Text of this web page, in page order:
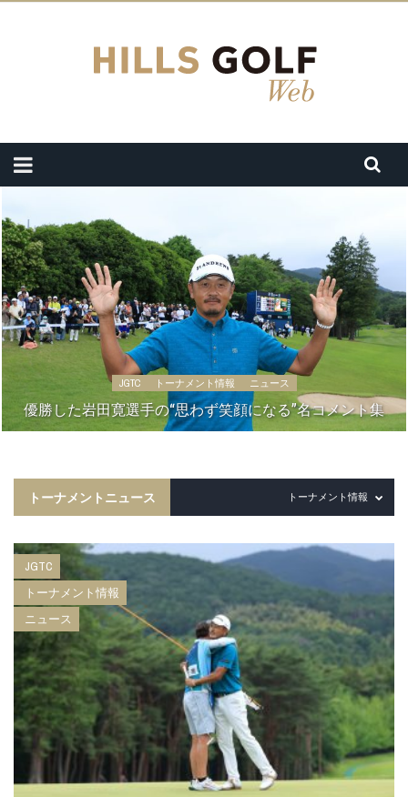
JGTC トーナメント情報 ニュース
優勝した岩田寛選手の“思わず笑顔になる”名コメント集
トーナメントニュース トーナメント情報
JGTC
トーナメント情報
ニュース